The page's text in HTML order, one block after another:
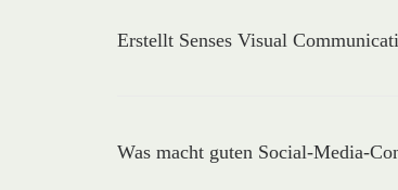
Erstellt Senses Visual
Was macht guten Social-Media-